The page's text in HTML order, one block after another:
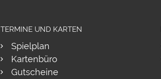
TERMINE UND KARTEN
Spielplan
Kartenbüro
Gutscheine